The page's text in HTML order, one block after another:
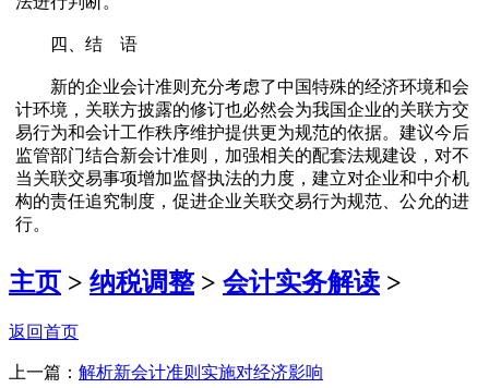
四、结 语
新的企业会计准则充分考虑了中国特殊的经济环境和会
计环境，关联方披露的修订也必然会为我国企业的关联方交
易行为和会计工作秩序维护提供更为规范的依据。建议今后
监管部门结合新会计准则，加强相关的配套法规建设，对不
当关联交易事项增加监督执法的力度，建立对企业和中介机
构的责任追究制度，促进企业关联交易行为规范、公允的进
行。
主页 > 纳税调整> 会计实务解读 >
返回首页
上一篇： 解析新会计准则实施对经济影响